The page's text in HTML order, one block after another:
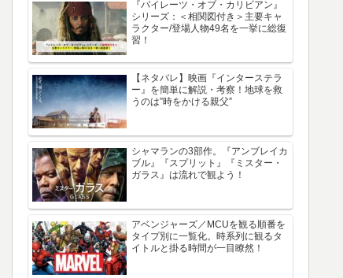
『パイレーツ・オブ・カリビアン』
シリーズ：＜相関図付き＞主要キャ
ラクター/登場人物49名を一挙に総復
習！
【ネタバレ】映画『インターステラ
ー』を簡単に解説・考察！地球を救
うのは”時をかける親父”
シャマランの3部作。『アンブレイカ
ブル』『スプリット』『ミスター・
ガラス』は流れで観よう！
アベンジャーズ／MCUを観る順番を
タイプ別に一覧化。時系列に観るタ
イトルと掛る時間が一目瞭然！